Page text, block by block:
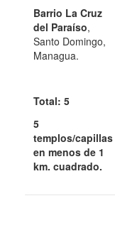
Barrio La Cruz
del Paraíso,
Santo Domingo,
Managua.
Total: 5
5
templos/capillas
en menos de 1
km. cuadrado.